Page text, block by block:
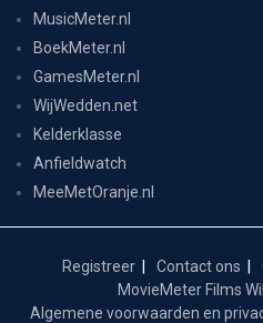
MusicMeter.nl
BoekMeter.nl
GamesMeter.nl
WijWedden.net
Kelderklasse
Anfieldwatch
MeeMetOranje.nl
Registreer Contact ons
MovieMeter Films
Algemene voorwaarden en